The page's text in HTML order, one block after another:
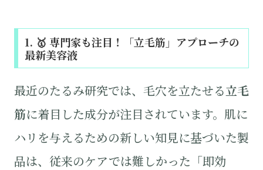
1. 🥇 専門家も注目！「立毛筋」アプローチの
最新美容液
最近のたるみ研究では、毛穴を立たせる立毛
筋に着目した成分が注目されています。肌に
ハリを与えるための新しい知見に基づいた製
品は、従来のケアでは難しかった「即効